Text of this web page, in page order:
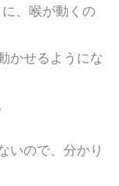
、喉が動くの
せるようにな
いので、分かり